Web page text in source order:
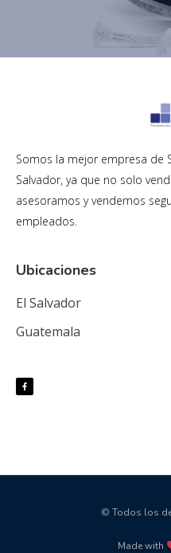
Somos la mejor empresa de
Salvador, ya que no solo
asesoramos y vendemos
empleados.
Ubicaciones
El Salvador
Guatemala
© Todos los
Made with